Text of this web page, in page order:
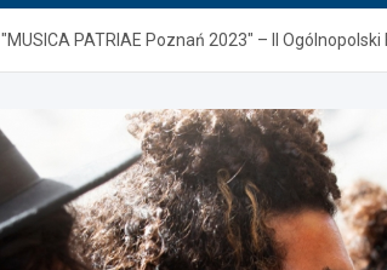
"MUSICA PATRIAE Poznań 2023" – II